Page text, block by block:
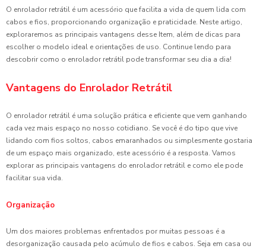
O enrolador retrátil é um acessório que facilita a vida de quem lida com
cabos e fios, proporcionando organização e praticidade. Neste artigo,
exploraremos as principais vantagens desse Item, além de dicas para
escolher o modelo ideal e orientações de uso. Continue lendo para
descobrir como o enrolador retrátil pode transformar seu dia a dia!
Vantagens do Enrolador Retrátil
O enrolador retrátil é uma solução prática e eficiente que vem ganhando
cada vez mais espaço no nosso cotidiano. Se você é do tipo que vive
lidando com fios soltos, cabos emaranhados ou simplesmente gostaria
de um espaço mais organizado, este acessório é a resposta. Vamos
explorar as principais vantagens do enrolador retrátil e como ele pode
facilitar sua vida.
Organização
Um dos maiores problemas enfrentados por muitas pessoas é a
desorganização causada pelo acúmulo de fios e cabos. Seja em casa ou